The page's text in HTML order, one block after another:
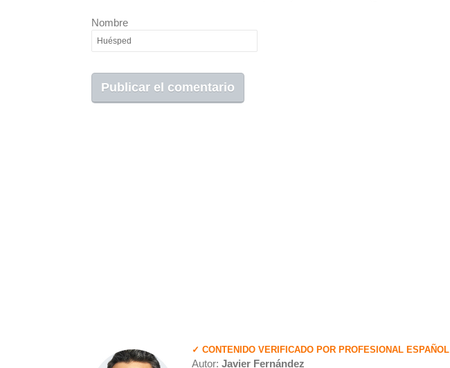
Nombre
✓ CONTENIDO VERIFICADO POR PROFESIONAL ESPAÑOL
Autor: Javier Fernández